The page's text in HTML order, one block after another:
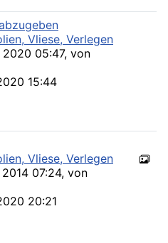
Vliese, Verlegen
05:47, von
15:44
Vliese, Verlegen
07:24, von
20:21